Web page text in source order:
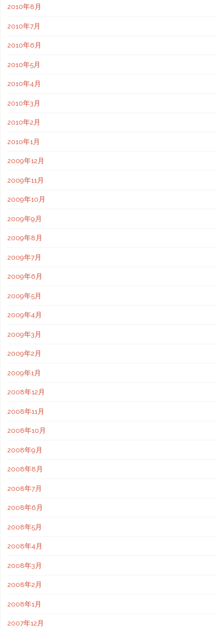
2010年8月
2010年7月
2010年6月
2010年5月
2010年4月
2010年3月
2010年2月
2010年1月
2009年12月
2009年11月
2009年10月
2009年9月
2009年8月
2009年7月
2009年6月
2009年5月
2009年4月
2009年3月
2009年2月
2009年1月
2008年12月
2008年11月
2008年10月
2008年9月
2008年8月
2008年7月
2008年6月
2008年5月
2008年4月
2008年3月
2008年2月
2008年1月
2007年12月